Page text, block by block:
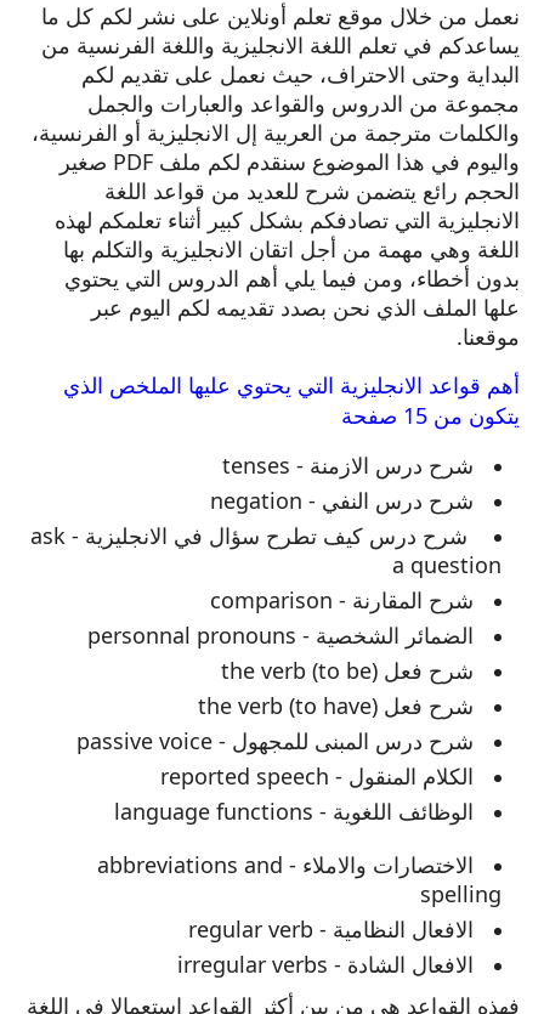
نعمل من خلال موقع تعلم أونلاين على نشر لكم كل ما
يساعدكم في تعلم اللغة الانجليزية واللغة الفرنسية من
البداية وحتى الاحتراف، حيث نعمل على تقديم لكم
مجموعة من الدروس والقواعد والعبارات والجمل
والكلمات مترجمة من العربية إل الانجليزية أو الفرنسية،
واليوم في هذا الموضوع سنقدم لكم ملف PDF صغير
الحجم رائع يتضمن شرح للعديد من قواعد اللغة
الانجليزية التي تصادفكم بشكل كبير أثناء تعلمكم لهذه
اللغة وهي مهمة من أجل اتقان الانجليزية والتكلم بها
بدون أخطاء، ومن فيما يلي أهم الدروس التي يحتوي
علها الملف الذي نحن بصدد تقديمه لكم اليوم عبر
موقعنا.
أهم قواعد الانجليزية التي يحتوي عليها الملخص الذي
يتكون من 15 صفحة
شرح درس الازمنة - tenses
شرح درس النفي - negation
شرح درس كيف تطرح سؤال في الانجليزية - ask
a question
شرح المقارنة - comparison
الضمائر الشخصية - personnal pronouns
شرح فعل the verb (to be)
شرح فعل the verb (to have)
شرح درس المبنى للمجهول - passive voice
الكلام المنقول - reported speech
الوظائف اللغوية - language functions
الاختصارات والاملاء - abbreviations and
spelling
الافعال النظامية - regular verb
الافعال الشادة - irregular verbs
فهذه القواعد هي من بين أكثر القواعد استعمالا في اللغة